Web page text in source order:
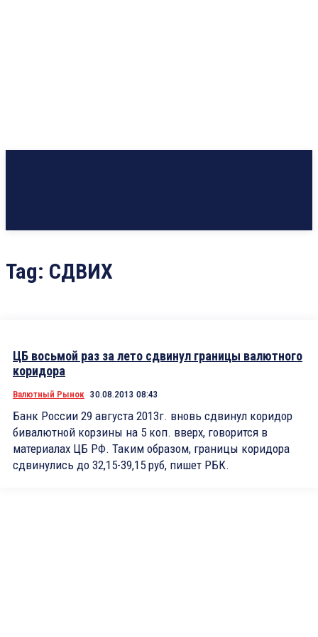
Tag: СДВИХ
ЦБ восьмой раз за лето сдвинул границы валютного
коридора
Валютный Рынок 30.08.2013 08:43
Банк России 29 августа 2013г. вновь сдвинул коридор
бивалютной корзины на 5 коп. вверх, говорится в
материалах ЦБ РФ. Таким образом, границы коридора
сдвинулись до 32,15-39,15 руб, пишет РБК.